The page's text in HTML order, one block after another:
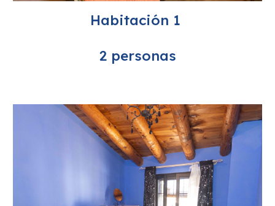
Habitación 1
2 personas